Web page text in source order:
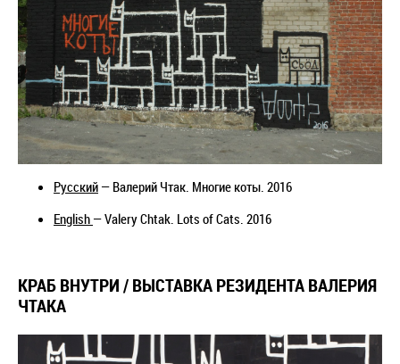
Русский — Валерий Чтак. Многие коты. 2016
English —Valery Chtak . Lots of Cats. 2016
КРАБ ВНУТРИ / ВЫСТАВКА РЕЗИДЕНТА ВАЛЕРИЯ
ЧТАКА